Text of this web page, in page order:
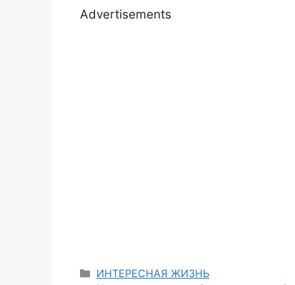
Advertisements
Categories
ИНТЕРЕСНАЯ ЖИЗНЬ